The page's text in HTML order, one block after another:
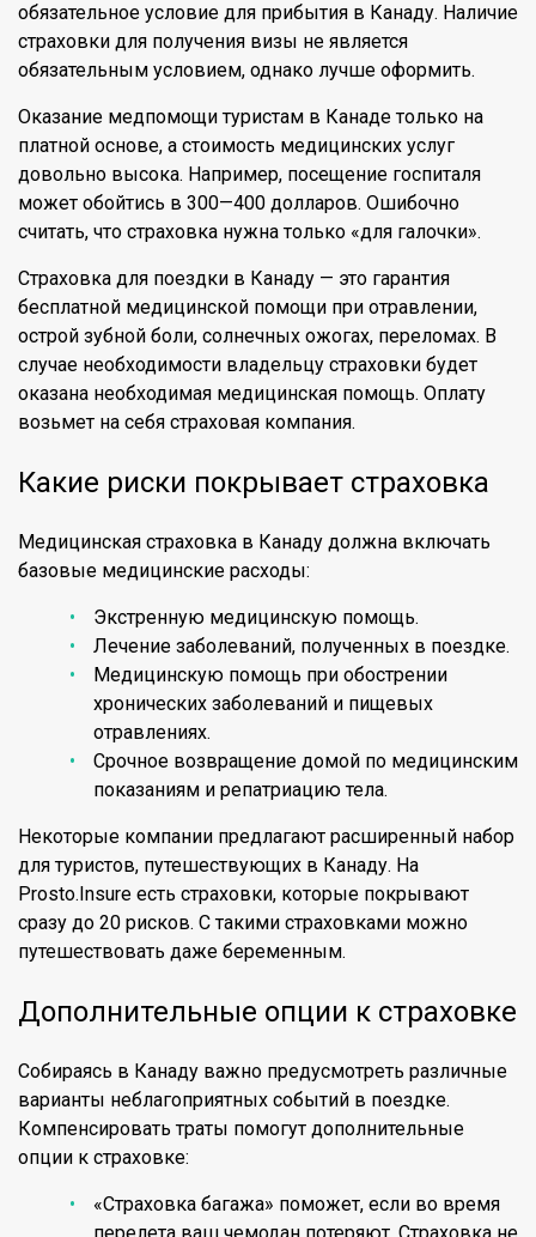
обязательное условие для прибытия в Канаду. Наличие
страховки для получения визы не является
обязательным условием, однако лучше оформить.
Оказание медпомощи туристам в Канаде только на
платной основе, а стоимость медицинских услуг
довольно высока. Например, посещение госпиталя
может обойтись в 300—400 долларов. Ошибочно
считать, что страховка нужна только «для галочки».
Страховка для поездки в Канаду — это гарантия
бесплатной медицинской помощи при отравлении,
острой зубной боли, солнечных ожогах, переломах. В
случае необходимости владельцу страховки будет
оказана необходимая медицинская помощь. Оплату
возьмет на себя страховая компания.
Какие риски покрывает страховка
Медицинская страховка в Канаду должна включать
базовые медицинские расходы:
Экстренную медицинскую помощь.
Лечение заболеваний, полученных в поездке.
Медицинскую помощь при обострении
хронических заболеваний и пищевых
отравлениях.
Срочное возвращение домой по медицинским
показаниям и репатриацию тела.
Некоторые компании предлагают расширенный набор
для туристов, путешествующих в Канаду. На
Prosto.Insure есть страховки, которые покрывают
сразу до 20 рисков. С такими страховками можно
путешествовать даже беременным.
Дополнительные опции к страховке
Собираясь в Канаду важно предусмотреть различные
варианты неблагоприятных событий в поездке.
Компенсировать траты помогут дополнительные
опции к страховке:
«Страховка багажа» поможет, если во время